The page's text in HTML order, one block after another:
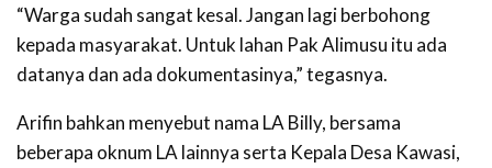
“Warga sudah sangat kesal. Jangan lagi berbohong
kepada masyarakat. Untuk lahan Pak Alimusu itu ada
datanya dan ada dokumentasinya,” tegasnya.
Arifin bahkan menyebut nama LA Billy, bersama
beberapa oknum LA lainnya serta Kepala Desa Kawasi,